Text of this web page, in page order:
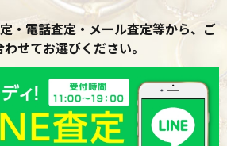
・電話査定・メール査定等から、ご
せてお選びください。